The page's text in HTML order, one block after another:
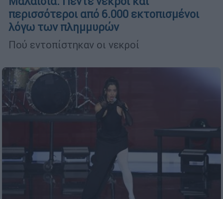
περισσότεροι από 6.000 εκτοπισμένοι
λόγω των πλημμυρών
Πού εντοπίστηκαν οι νεκροί